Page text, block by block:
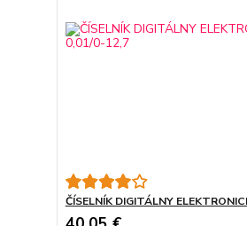
ČÍSELNÍK DIGITÁLNY